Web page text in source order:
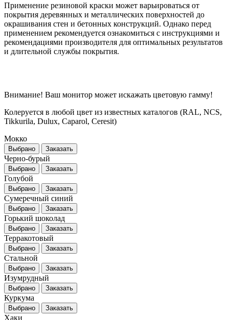
Применение резиновой краски может варьироваться от
покрытия деревянных и металлических поверхностей до
окрашивания стен и бетонных конструкций. Однако перед
применением рекомендуется ознакомиться с инструкциями и
рекомендациями производителя для оптимальных результатов
и длительной службы покрытия.
Внимание! Ваш монитор может искажать цветовую гамму!
Колеруется в любой цвет из известных каталогов (RAL, NCS,
Tikkurila, Dulux, Caparol, Ceresit)
Мокко
Выбрано Заказать
Черно-бурый
Выбрано Заказать
Голубой
Выбрано Заказать
Сумеречный синий
Выбрано Заказать
Горький шоколад
Выбрано Заказать
Терракотовый
Выбрано Заказать
Стальной
Выбрано Заказать
Изумрудный
Выбрано Заказать
Куркума
Выбрано Заказать
Хаки